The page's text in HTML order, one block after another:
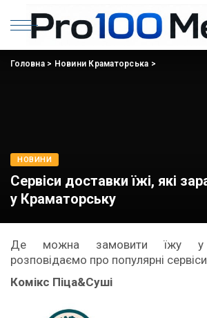
Головна> Новини Краматорська >
НОВИНИ
Сервіси доставки їжі, які
у Краматорську
Де можна замовити їжу у
розповідаємо про популярні
Комікс Піца&Суші